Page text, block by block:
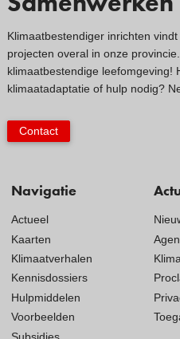
Navigatie
Actueel
Kaarten
Klimaatverhalen
Kennisdossiers
Hulpmiddelen
Voorbeelden
Subsidies
Klimaatbestendiger inrichten
projecten overal in onze
klimaatbestendige leefomgeving!
klimaatadaptatie of hulp nodig?
Contact